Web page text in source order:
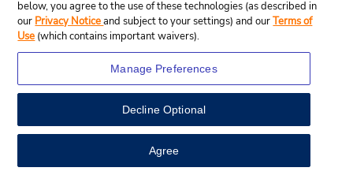
View Map
© Budget Rent A Car System, Inc., 2025.
below, you agree to the use of these technologies (as described in
our Privacy Noticeand subject to your settings) and ourTerms of
Use (which contains important waivers).
Manage Preferences
Decline Optional
Agree